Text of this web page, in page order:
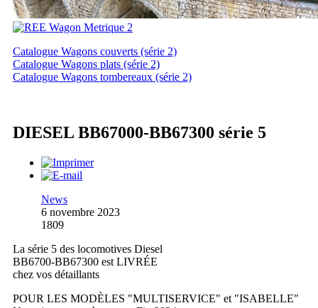
Catalogue Wagons couverts (série 2)
Catalogue Wagons plats (série 2)
Catalogue Wagons tombereaux (série 2)
DIESEL BB67000-BB67300 série 5
News
6 novembre 2023
1809
La série 5 des locomotives Diesel
BB6700-BB67300 est LIVRÉE
chez vos détaillants
POUR LES MODÈLES "MULTISERVICE" et "ISABELLE"